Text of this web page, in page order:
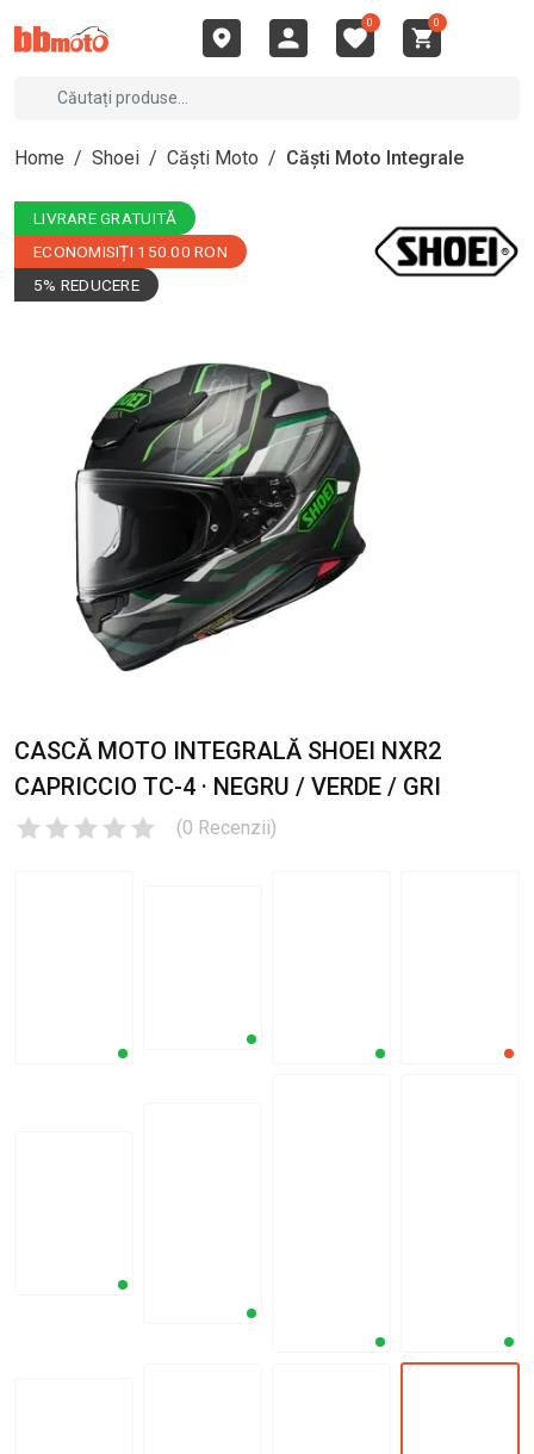
0 0
Home / Shoei / Căști Moto / Căști Moto Integrale
LIVRARE GRATUITĂ
ECONOMISIȚI 150.00 RON
5% REDUCERE
CASCĂ MOTO INTEGRALĂ SHOEI NXR2
CAPRICCIO TC-4 · NEGRU / VERDE / GRI
(0 Recenzii)